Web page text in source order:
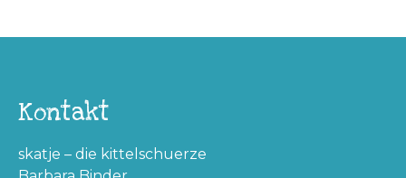
Kontakt
skatje – die kittelschuerze